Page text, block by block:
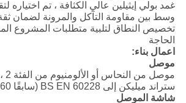
غمد بولي إيثيلين عالي الكثافة ، تم اختياره
وسط بين مقاومة التآكل والمرونة لضمان
تخصيص النطاق لتلبية متطلبات المشروع
الحاجة
اعمال بناء:
موصل
موصل من النحاس أو الألومنيوم من الفئة 2 ، مضغوط أو مقطع
ستراند ميليكن إلى BS EN 60228 (سابقًا BS 6360)
شاشة الموصل